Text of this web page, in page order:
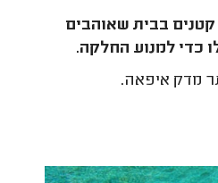
בבית שאוהבים
כדי למנוע החלקה.
מדק איפאה.